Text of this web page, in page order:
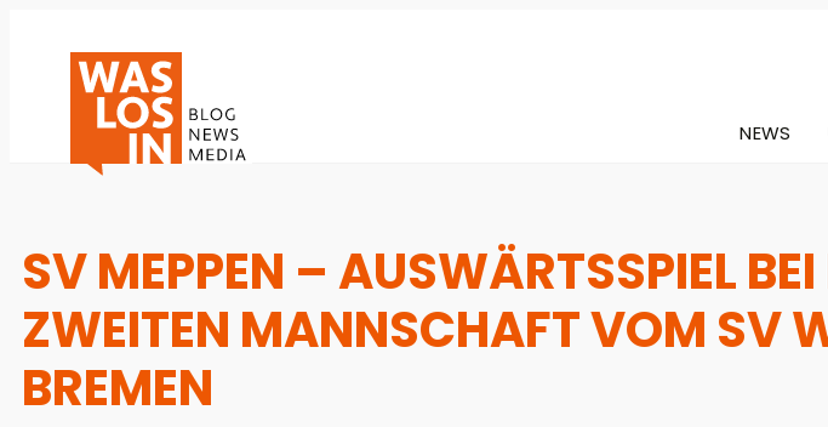
NEWS
SV MEPPEN – AUSWÄRTSSPIEL BEI
ZWEITEN MANNSCHAFT VOM SV
BREMEN